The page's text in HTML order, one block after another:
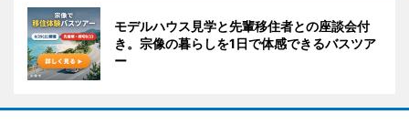
モデルハウス見学と先輩移住者との座談会付
き。宗像の暮らしを1日で体感できるバスツア
ー